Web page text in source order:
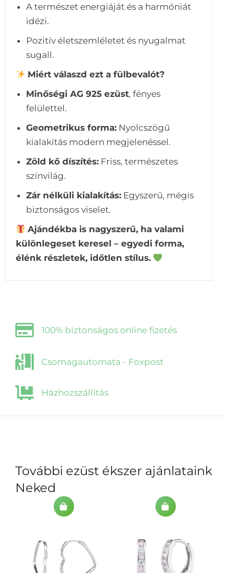
A természet energiáját és a harmóniát
idézi.
Pozitív életszemléletet és nyugalmat
sugall.
Miért válaszd ezt a fülbevalót?
Minőségi AG 925 ezüst, fényes
felülettel.
Geometrikus forma: Nyolcszögű
kialakítás modern megjelenéssel.
Zöld kő díszítés: Friss, természetes
színvilág.
Zár nélküli kialakítás: Egyszerű, mégis
biztonságos viselet.
Ajándékba is nagyszerű, ha valami
különlegeset keresel – egyedi forma,
élénk részletek, időtlen stílus.
100% biztonságos online fizetés
Csomagautomata - Foxpost
Házhozszállítás
További ezüst ékszer ajánlataink
Neked